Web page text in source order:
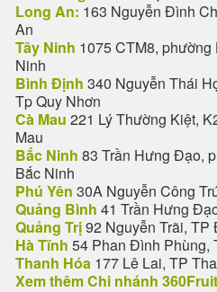
Long An: 163 Nguyễn Đình
An
Tây Ninh 1075 CTM8,
Ninh
Bình Định 340 Nguyễn Thái
Tp Quy Nhơn
Cà Mau 221 Lý Thường Kiệt,
Mau
Bắc Ninh 83 Trần Hưng Đạo,
Bắc Ninh
Phú Yên 30A Nguyễn Công
Quảng Bình 41 Trần Hưng
Quảng Trị92 Nguyễn Trãi, TP
Hà Tĩnh 54 Phan Đình Phùng,
Thanh Hóa 177 Lê Lai, TP
Xem thêm Chi nhánh 360Fruit